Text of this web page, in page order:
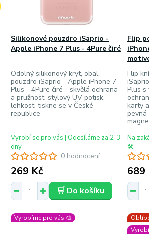
0 hodnocení
Silikonové pouzdro iSaprio -
Apple iPhone 7 Plus - 4Pure čiré
Odolný silikonový kryt, obal,
pouzdro iSaprio - Apple iPhone 7
Plus - 4Pure čiré - skvělá ochrana
a pružnost, stylový UV potisk,
lehkost, tiskne se v České
republice
269 Kč
Vyrobí se pro vás | Odesíláme za 2-3
dny
🛒 Do košíku
Flip
Flip
Plus s
karty
pevná
689
Na
🛠️
Vyrobíme pro vás 🎨